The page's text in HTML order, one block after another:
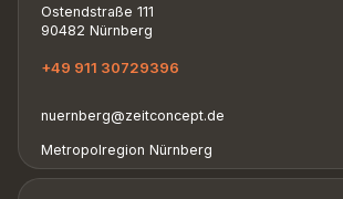
Ostendstraße 111
90482 Nürnberg
+49 911 30729396
nuernberg@zeitconcept.de
Metropolregion Nürnberg